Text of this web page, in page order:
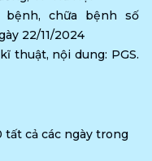
chữa bệnh số
22/11/2024
thuật, nội dung: PGS.
tất cả các ngày trong